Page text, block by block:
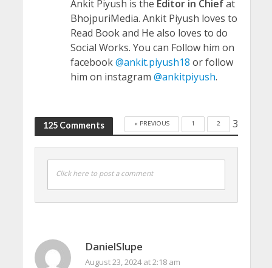
Ankit Piyush is the Editor in Chiefat
BhojpuriMedia. Ankit Piyush loves to
Read Book and He also loves to do
Social Works. You can Follow him on
facebook@ankit.piyush18 or follow
him on instagram @ankitpiyush.
125 Comments « PREVIOUS 1 2 3
Click here to post a comment
DanielSlupe
August 23, 2024 at 2:18 am